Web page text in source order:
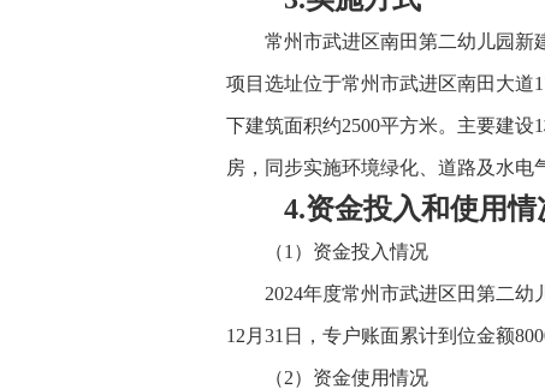
常州市武进区南田第二幼儿园新
项目选址位于常州市武进区南田大道
下建筑面积约2500平方米。主要建设
房，同步实施环境绿化、道路及水电
4.资金投入和使用情
（1）资金投入情况
2024年度常州市武进区田第二幼
12月31日，专户账面累计到位金额
（2）资金使用情况